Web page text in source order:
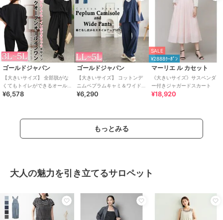
ゴールドジャパン
【大きいサイズ】 全部脱がな
くてもトイレができるオール
インワン 大きいサイズ レディ
¥6,578
ゴールドジャパン
【大きいサイズ】 コットンデ
ニムペプラムキャミ＆ワイド
パンツ2点セット レディース
¥6,290
SALE
¥2888ｸｰﾎﾟﾝ
マーリエ ル カセット
《大きいサイズ》サスペンダ
ー付きジャガードスカート
¥18,920
もっとみる
大人の魅力を引き立てるサロペット